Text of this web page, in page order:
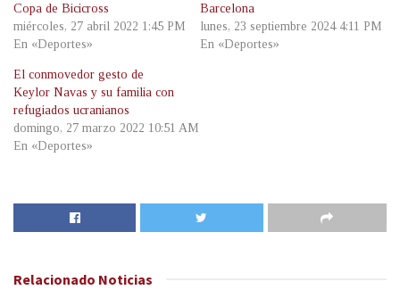
Copa de Bicicross
miércoles, 27 abril 2022 1:45 PM
En «Deportes»
Barcelona
lunes, 23 septiembre 2024 4:11 PM
En «Deportes»
El conmovedor gesto de
Keylor Navas y su familia con
refugiados ucranianos
domingo, 27 marzo 2022 10:51 AM
En «Deportes»
Relacionado Noticias